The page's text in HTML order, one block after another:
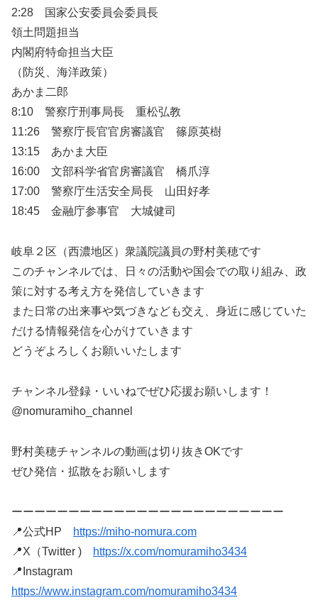
2:28 国家公安委員会委員長
領土問題担当
内閣府特命担当大臣
（防災、海洋政策）
あかま二郎
8:10 警察庁刑事局長 重松弘教
11:26 警察庁長官官房審議官 篠原英樹
13:15 あかま大臣
16:00 文部科学省官房審議官 橋爪淳
17:00 警察庁生活安全局長 山田好孝
18:45 金融庁参事官 大城健司
岐阜２区（西濃地区）衆議院議員の野村美穂です
このチャンネルでは、日々の活動や国会での取り組み、政
策に対する考え方を発信していきます
また日常の出来事や気づきなども交え、身近に感じていた
だける情報発信を心がけていきます
どうぞよろしくお願いいたします
チャンネル登録・いいねでぜひ応援お願いします！
@nomuramiho_channel
野村美穂チャンネルの動画は切り抜きOKです
ぜひ発信・拡散をお願いします
ーーーーーーーーーーーーーーーーーーーーーーーー
📍公式HP
https://miho-nomura.com
📍X（Twitter )
https://x.com/nomuramiho3434
📍Instagram
https://www.instagram.com/nomuramiho3434